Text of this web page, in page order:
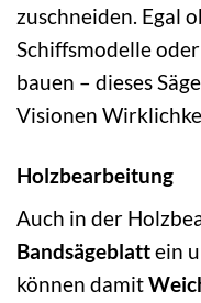
zuschneiden. Egal
Schiffsmodelle
bauen – dieses
Visionen
Holzbearbeitung
Auch in der
Bandsägeblattein
können damit